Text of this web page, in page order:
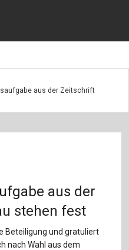
aus der Zeitschrift
aus der
stehen fest
Beteiligung und gratuliert
nach Wahl aus dem